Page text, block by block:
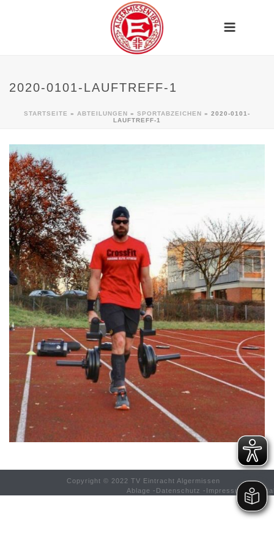
2020-0101-LAUFTREFF-1
STARTSEITE » ABTEILUNGEN » SPORTABZEICHEN » 2020-0101-
LAUFTREFF-1
Copyright © 2022 TV Eintracht Algermissen
Ablage - Datenschutz - Impressum -